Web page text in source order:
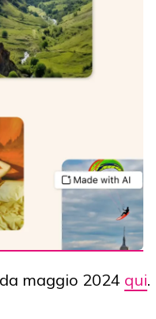
maggio 2024 qui.